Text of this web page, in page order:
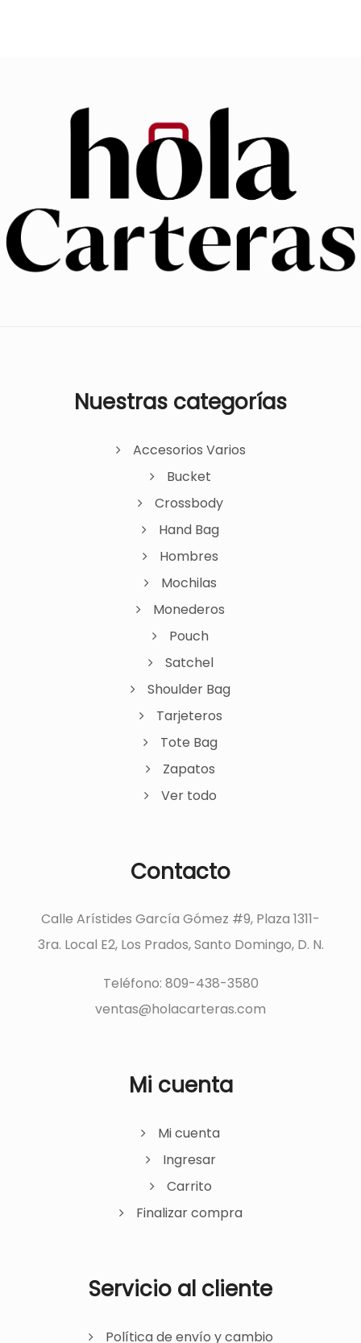
Nuestras categorías
Accesorios Varios
Bucket
Crossbody
Hand Bag
Hombres
Mochilas
Monederos
Pouch
Satchel
Shoulder Bag
Tarjeteros
Tote Bag
Zapatos
Ver todo
Contacto
Calle Arístides García Gómez #9, Plaza 1311-
3ra. Local E2, Los Prados, Santo Domingo, D. N.
Teléfono: 809-438-3580
ventas@holacarteras.com
Mi cuenta
Mi cuenta
Ingresar
Carrito
Finalizar compra
Servicio al cliente
Política de envío y cambio